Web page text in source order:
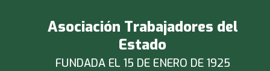
Asociación Trabajadores del
Estado
FUNDADA EL 15 DE ENERO DE 1925